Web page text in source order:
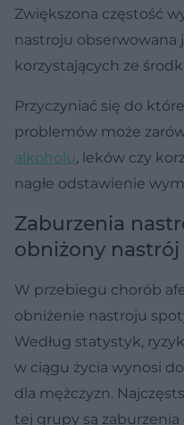
Zwiększona częstość
nastroju obserwowana
korzystających ze
Przyczyniać się do
problemów może
alkoholu, leków czy
nagłe odstawienie
Zaburzenia
obniżony nastrój
W przebiegu chorób
obniżenie nastroju
Według statystyk,
w ciągu życia wynosi
dla mężczyzn.
tej grupy są